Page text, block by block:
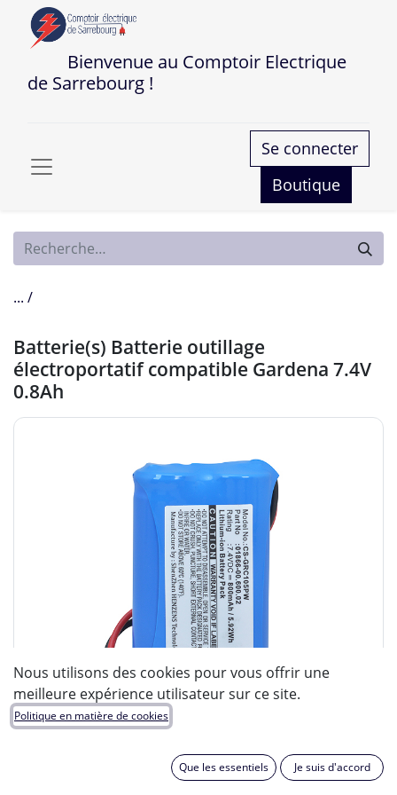
Bienvenue au Comptoir Electrique
de Sarrebourg !
Se connecter
Boutique
... /
Batterie(s) Batterie outillage
électroportatif compatible Gardena 7.4V
0.8Ah
Nous utilisons des cookies pour vous offrir une
meilleure expérience utilisateur sur ce site.
Politique en matière de cookies
Que les essentiels Je suis d'accord